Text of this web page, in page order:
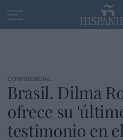
CONFIDENCIAL
Brasil. Dilma
ofrece su
testimonio en